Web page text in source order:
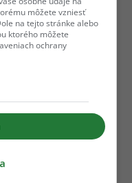
môžete vzniesť
na tejto stránke alebo
ktorého môžete
ochrany